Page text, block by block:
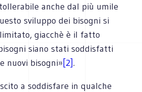
anche dal più umile
sviluppo dei bisogni si
giacchè è il fatto
siano stati soddisfatti
nuovi bisogni»[2].
a soddisfare in qualche